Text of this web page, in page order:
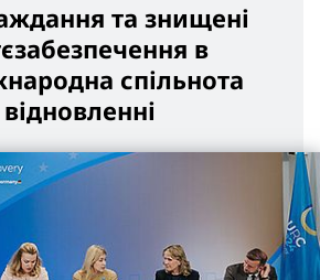
та знищені
в
спільнота